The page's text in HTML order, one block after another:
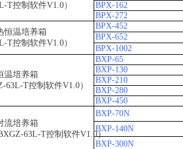
T控制软件V1.0）
BPX-162
BPX-272
恒温培养箱
T控制软件V1.0）
BPX-452
BPX-652
BPX-1002
温培养箱
63L-T控制软件V1.0）
BXP-65
BXP-130
BXP-210
BXP-280
BXP-450
流培养箱
63L-T控制软件V1.0）
BXP-70N
BXP-140N
BXP-300N